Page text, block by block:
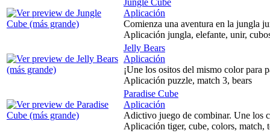
Aplicación
Comienza una aventura en la jungla
Aplicación jungla, elefante, unir,
Jelly Bears
Aplicación
¡Une los ositos del mismo color para
Aplicación puzzle, match 3, bears
Paradise Cube
Aplicación
Adictivo juego de combinar. Une los
Aplicación tiger, cube, colors, match,